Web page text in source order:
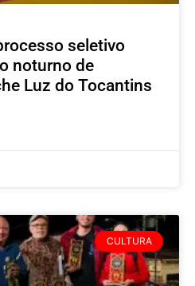
seletivo
noturno de
Luz do Tocantins
CULTURA